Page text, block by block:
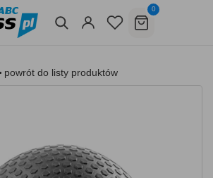
0
powrót do listy produktów